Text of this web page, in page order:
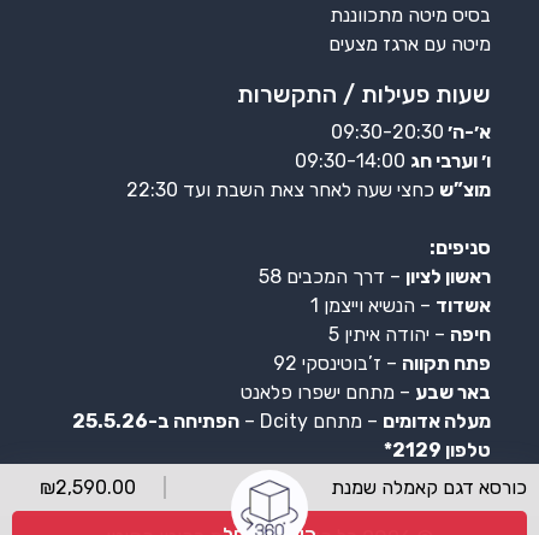
כורסא דגם קאמלה שמנת ₪2,590.00
בסיס מיטה מתכווננת
מיטה עם ארגז מצעים
שעות פעילות / התקשרות
א׳-ה׳ 09:30-20:30
ו׳ וערבי חג
מוצ”ש כחצי שעה לאחר צאת השבת ועד 22:30
סניפים:
ראשון לציון – דרך המכבים 58
אשדוד – הנשיא וייצמן 1
חיפה – יהודה איתין 5
פתח תקווה – ז’בוטינסקי 92
באר שבע – מתחם ישפרו פלאנט
מעלה אדומים – מתחם Dcity –
הפתיחה ב-25.5.26
טלפון 2129*